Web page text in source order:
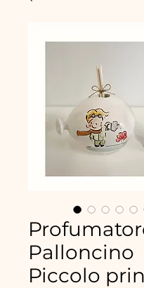
Palloncino
Piccolo